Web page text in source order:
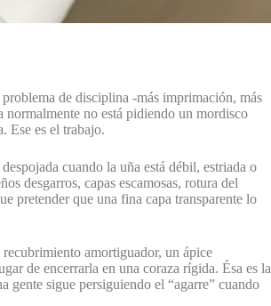
de disciplina -más imprimación, más
normalmente no está pidiendo un mordisco
Ese es el trabajo.
cuando la uña está débil, estriada o
desgarros, capas escamosas, rotura del
pretender que una fina capa transparente lo
amortiguador, un ápice
de encerrarla en una coraza rígida. Ésa es la
gente sigue persiguiendo el “agarre” cuando